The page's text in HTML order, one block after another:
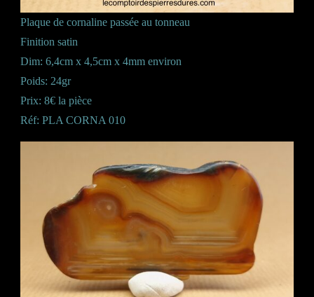
Plaque de cornaline passée au tonneau
Finition satin
Dim: 6,4cm x 4,5cm x 4mm environ
Poids: 24gr
Prix: 8€ la pièce
Réf: PLA CORNA 010